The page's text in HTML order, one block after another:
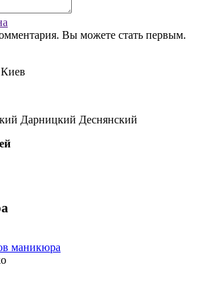
Вы можете стать первым.
Дарницкий Деснянский
маникюра